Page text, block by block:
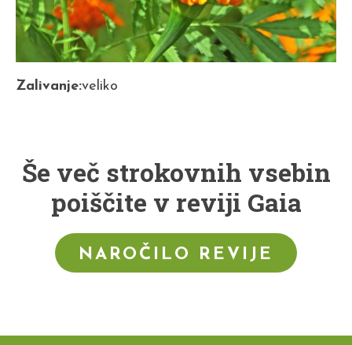
Zalivanje:veliko
Še več strokovnih vsebin
poiščite v reviji Gaia
NAROČILO REVIJE